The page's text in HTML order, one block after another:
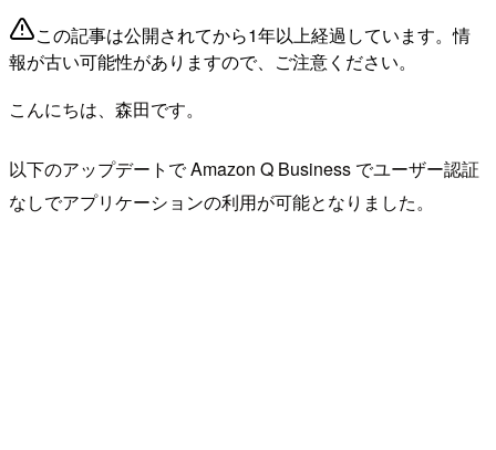
この記事は公開されてから1年以上経過しています。情
報が古い可能性がありますので、ご注意ください。
こんにちは、森田です。
以下のアップデートで Amazon Q Business でユーザー認証
なしでアプリケーションの利用が可能となりました。